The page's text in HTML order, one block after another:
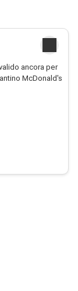
ancora per
McDonald's